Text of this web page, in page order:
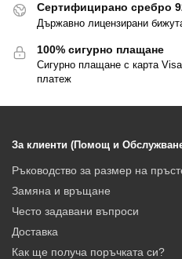
Сертифицирано сребро
Държавно лицензирани
100% сигурно плащане
Сигурно плащане с карта
платеж
За клиенти (Помощ и
Ръководство за размер на
Замяна и връщане
Често задавани въпроси
Доставка
Как ще получа поръчката си?